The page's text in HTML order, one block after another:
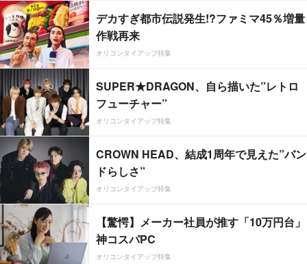
デカすぎ都市伝説発生!?ファミマ45％増量
作戦再来
オリコンタイアップ特集
SUPER★DRAGON、自ら描いた”レトロ
フューチャー”
オリコンタイアップ特集
CROWN HEAD、結成1周年で見えた”バン
ドらしさ”
オリコンタイアップ特集
【驚愕】メーカー社員が推す「10万円台」
神コスパPC
オリコンタイアップ特集